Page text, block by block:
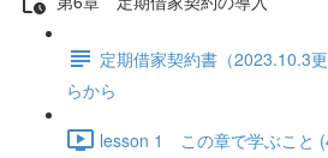
定期借家契約書（2023.10.3
らから
lesson 1 この章で学ぶこと